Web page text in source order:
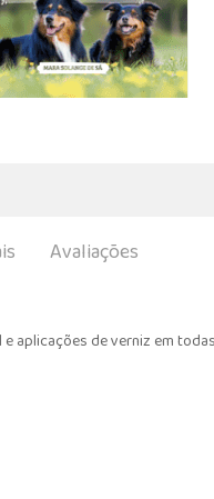
Avaliações
aplicações de verniz em